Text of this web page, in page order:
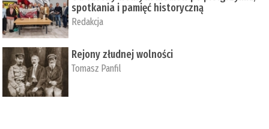
spotkania i pamięć historyczną
Redakcja
Rejony złudnej wolności
Tomasz Panfil